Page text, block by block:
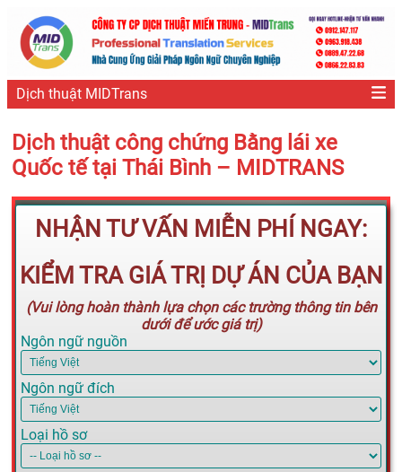
Dịch thuật MIDTrans
Dịch thuật công chứng Bằng lái xe
Quốc tế tại Thái Bình – MIDTRANS
NHẬN TƯ VẤN MIỄN PHÍ NGAY:
KIỂM TRA GIÁ TRỊ DỰ ÁN CỦA BẠN
(Vui lòng hoàn thành lựa chọn các trường thông tin bên
dưới để ước giá trị)
Ngôn ngữ nguồn
Ngôn ngữ đích
Loại hồ sơ